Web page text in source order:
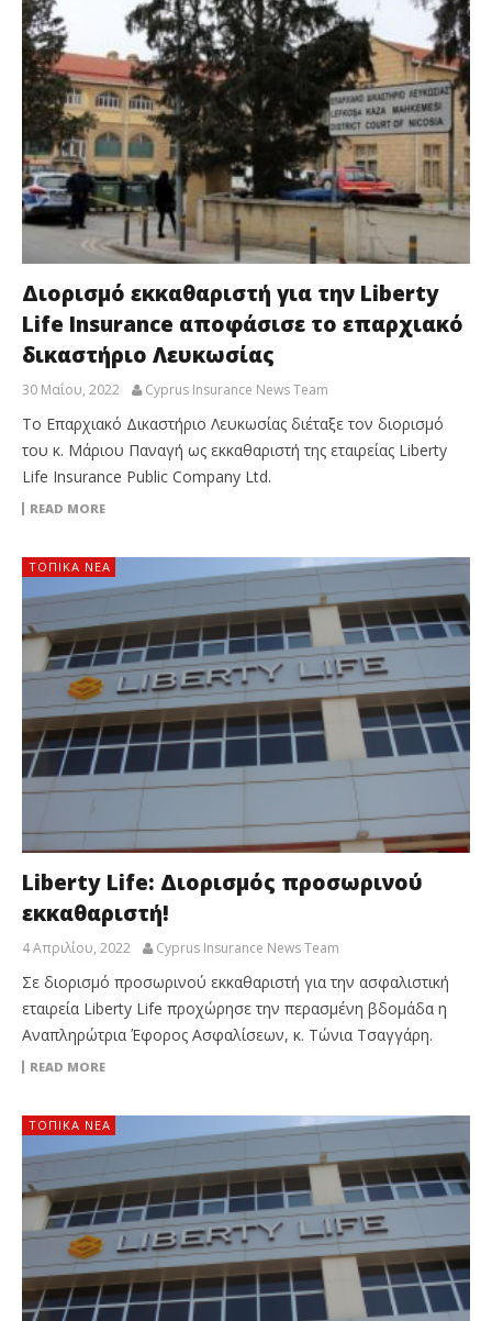
Διορισμό εκκαθαριστή για την Liberty
Life Insurance αποφάσισε το επαρχιακό
δικαστήριο Λευκωσίας
30 Μαΐου, 2022 Cyprus Insurance News Team
Το Επαρχιακό Δικαστήριο Λευκωσίας διέταξε τον διορισμό
του κ. Μάριου Παναγή ως εκκαθαριστή της εταιρείας Liberty
Life Insurance Public Company Ltd.
READ MORE
ΤΟΠΙΚΑ ΝΕΑ
Liberty Life: Διορισμός προσωρινού
εκκαθαριστή!
4 Απριλίου, 2022 Cyprus Insurance News Team
Σε διορισμό προσωρινού εκκαθαριστή για την ασφαλιστική
εταιρεία Liberty Life προχώρησε την περασμένη βδομάδα η
Αναπληρώτρια Έφορος Ασφαλίσεων, κ. Τώνια Τσαγγάρη.
READ MORE
ΤΟΠΙΚΑ ΝΕΑ